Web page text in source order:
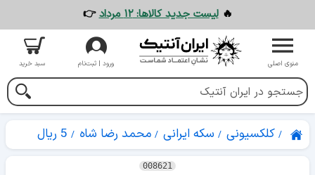
🔥لیست جدید کالاها: ۱۲ مرداد 👉
منوی اصلی ورود | ثبت‌نام سبد خرید
کلکسیونی سکه ایرانی محمد رضا شاه 5 ریال
008621